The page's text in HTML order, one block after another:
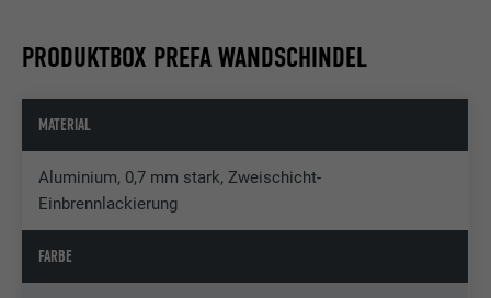
PRODUKTBOX PREFA WANDSCHINDEL
MATERIAL
Aluminium, 0,7 mm stark, Zweischicht-
Einbrennlackierung
FARBE